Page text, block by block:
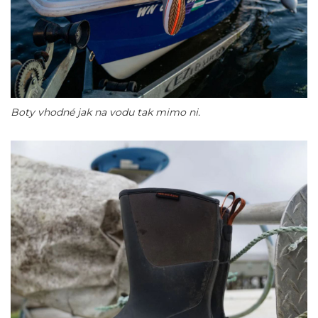
Boty vhodné jak na vodu tak mimo ni.